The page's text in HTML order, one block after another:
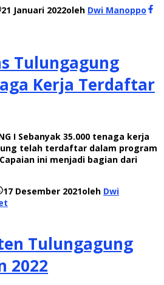
21 Januari 2022oleh Dwi Manoppo
Tulungagung
Kerja Terdaftar
I Sebanyak 35.000 tenaga kerja
telah terdaftar dalam program
ini menjadi bagian dari
17 Desember 2021oleh Dwi
Tulungagung
2022